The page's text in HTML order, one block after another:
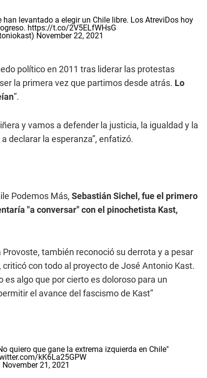
levantado a elegir un Chile libre. Los AtreviDos hoy
https://t.co/2V5ELfWHsG
November 22, 2021
político en 2011 tras liderar las protestas
la primera vez que partimos desde atrás. Lo
”.
y vamos a defender la justicia, la igualdad y la
declarar la esperanza”, enfatizó.
Podemos Más, Sebastián Sichel, fue el primero
"a conversar" con el pinochetista Kast,
también reconoció su derrota y a pesar
con todo al proyecto de José Antonio Kast.
es algo que por cierto es doloroso para un
el avance del fascismo de Kast”
quiero que gane la extrema izquierda en Chile"
kK6La25GPW
November 21, 2021